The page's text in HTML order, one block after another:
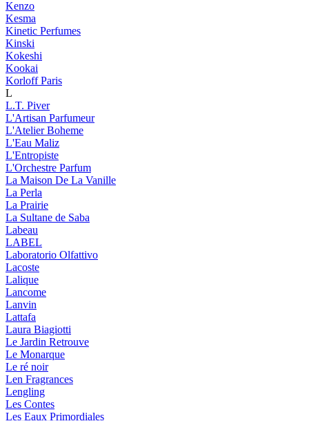
Kenzo
Kesma
Kinetic Perfumes
Kinski
Kokeshi
Kookai
Korloff Paris
L
L.T. Piver
L'Artisan Parfumeur
L'Atelier Boheme
L'Eau Maliz
L'Entropiste
L'Orchestre Parfum
La Maison De La Vanille
La Perla
La Prairie
La Sultane de Saba
Labeau
LABEL
Laboratorio Olfattivo
Lacoste
Lalique
Lancome
Lanvin
Lattafa
Laura Biagiotti
Le Jardin Retrouve
Le Monarque
Le ré noir
Len Fragrances
Lengling
Les Contes
Les Eaux Primordiales